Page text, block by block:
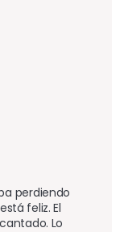
perdiendo
feliz. El
Lo